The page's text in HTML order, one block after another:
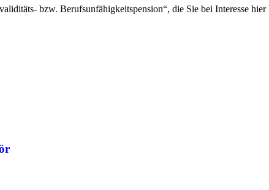
bzw. Berufsunfähigkeitspension“, die Sie bei Interesse hier